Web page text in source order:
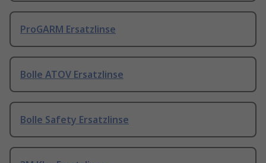
ProGARM Ersatzlinse
Bolle ATOV Ersatzlinse
Bolle Safety Ersatzlinse